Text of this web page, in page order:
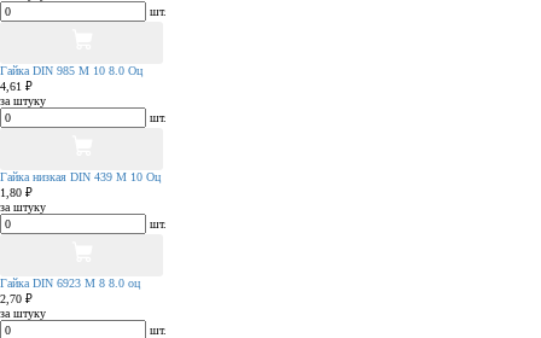
шт.
Гайка DIN 985 М 10 8.0 Оц
4,61 ₽
за штуку
шт.
Гайка низкая DIN 439 М 10 Оц
1,80 ₽
за штуку
шт.
Гайка DIN 6923 М 8 8.0 оц
2,70 ₽
за штуку
шт.